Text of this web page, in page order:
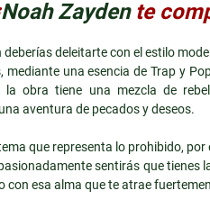
Noah Zaydente
deberías deleitarte con el estilo
mediante una esencia de Trap y
la obra tiene una mezcla de
aventura de pecados y deseos.
que representa lo prohibido,
sentirás que tienes
con esa alma que te atrae